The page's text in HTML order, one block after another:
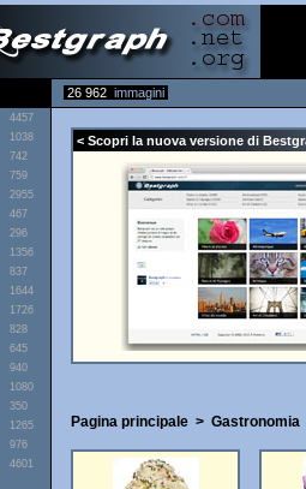
26 962 immagini
4457
1038
742
759
2955
467
296
1356
837
1644
1726
828
645
940
1080
350
1265
976
4601
< Scopri la nuova versione di
Pagina principale > Gastronomia